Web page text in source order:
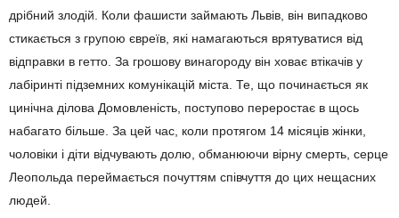
дрібний злодій. Коли фашисти займають Львів, він випадково
стикається з групою євреїв, які намагаються врятуватися від
відправки в гетто. За грошову винагороду він ховає втікачів у
лабіринті підземних комунікацій міста. Те, що починається як
цинічна ділова Домовленість, поступово переростає в щось
набагато більше. За цей час, коли протягом 14 місяців жінки,
чоловіки і діти відчувають долю, обманюючи вірну смерть, серце
Леопольда переймається почуттям співчуття до цих нещасних
людей.